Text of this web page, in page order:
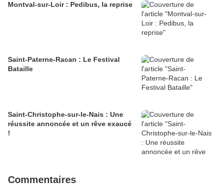
Montval-sur-Loir : Pedibus, la reprise
Saint-Paterne-Racan : Le Festival
Bataille
Saint-Christophe-sur-le-Nais : Une
réussite annoncée et un rêve exaucé
!
Commentaires